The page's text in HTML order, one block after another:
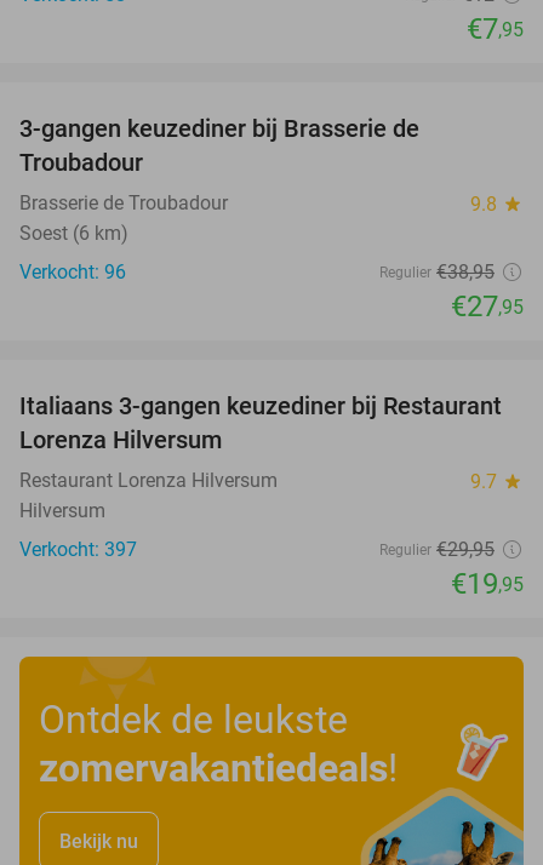
€7,95
3-gangen keuzediner bij Brasserie de
Troubadour
Brasserie de Troubadour 9.8 star
Soest (6 km)
Verkocht: 96
Regulier €38,95
€27,95
33%
Italiaans 3-gangen keuzediner bij Restaurant
Lorenza Hilversum
Restaurant Lorenza Hilversum 9.7 star
Hilversum
Verkocht: 397
Regulier €29,95
€19,95
Ontdek de leukste
zomervakantiedeals!
Bekijk nu